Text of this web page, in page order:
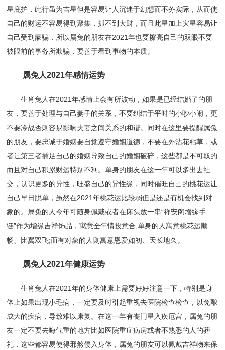
星庇护，此行虽为吉星但是容易让人沉迷于幻想而不务实际，从而使
自己的财运不容易得到聚集，抓不到大财，而且此星加上灾星容易让
自己受到蒙骗，所以属兔的朋友在2021年也要擦亮自己的双眼不要
被眼前的事务所欺骗，要善于看到事物的本质。
属兔人2021年感情运势
生肖兔人在2021年感情上会有所波动，如果是已经结婚了的朋
友，要善于处理与自己妻子的关系，不要纠结于平时的小吵小闹，更
不要冷战否则容易影响夫妻之间关系的和谐。同时在这里要提醒属兔
的朋友，要忠诚于婚姻要自觉遵守婚姻道德，不要在外沾花粘草，或
者让第三者插足自己的婚姻导致自己的婚姻破碎，这些都是不可取的
而且对自己积累财运特别不利。单身的朋友在这一年可以多出去社
交，认识更多的异性，旺盛自己的异性缘，同时催旺自己的桃花运让
自己早日脱单，虽然在2021年桃花运比较弱但是还是有机会找到对
象的。属兔的人今年可随身佩戴或者在床头放一串“祥安阁增缘手
链”作为增缘吉祥饰品，寓意全年情投意合;单身的人寓意桃花运顺
畅、比翼双飞;而有对象的人则寓意恩爱如初、天长地久。
属兔人2021年健康运势
生肖兔人在2021年的身体健康上需要好好注意一下，特别是身
体上如果出现小毛病，一定要及时引起重视去医院检查检查，以免酿
成大的疾病，导致难以康复。在这一年有丧门星入疾厄宫，属兔的朋
友一定不要去晦气重的地方比如医院重症病房或者不熟悉的人的葬
礼，这些都容易使得邪煞侵入身体，属兔的朋友可以佩戴吉祥物来保